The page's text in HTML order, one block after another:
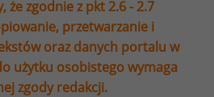
że zgodnie z pkt 2.6 - 2.7
przetwarzanie i
oraz danych portalu w
użytku osobistego wymaga
zgody redakcji.